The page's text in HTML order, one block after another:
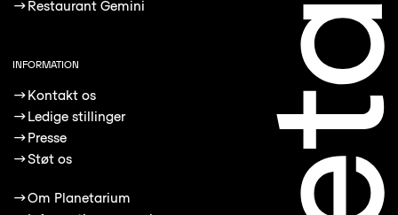
→Restaurant Gemini
INFORMATION
→Kontakt os
→Ledige stillinger
→Presse
→Støt os
→Om Planetarium